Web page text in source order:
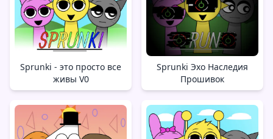
Sprunki - это просто все
живы V0
Sprunki Эхо Наследия
Прошивок